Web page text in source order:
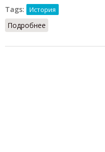
Tags:
История
Подробнее